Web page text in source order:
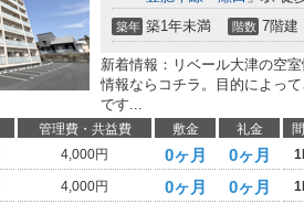
築年 築1年未満 階数 7階建
新着情報：リベール大津の空
情報ならコチラ。目的によっ
です...
管理費・共益費 敷金 礼金
4,000円 0ヶ月 0ヶ月
4,000円 0ヶ月 0ヶ月